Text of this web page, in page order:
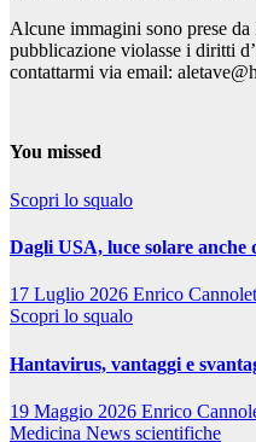
Alcune immagini sono prese
pubblicazione violasse i diritti
contattarmi via email:
You missed
Scopri lo squalo
Dagli USA, luce solare anche
17 Luglio 2026 Enrico
Scopri lo squalo
Hantavirus, vantaggi e
19 Maggio 2026 Enrico
Medicina News scientifiche